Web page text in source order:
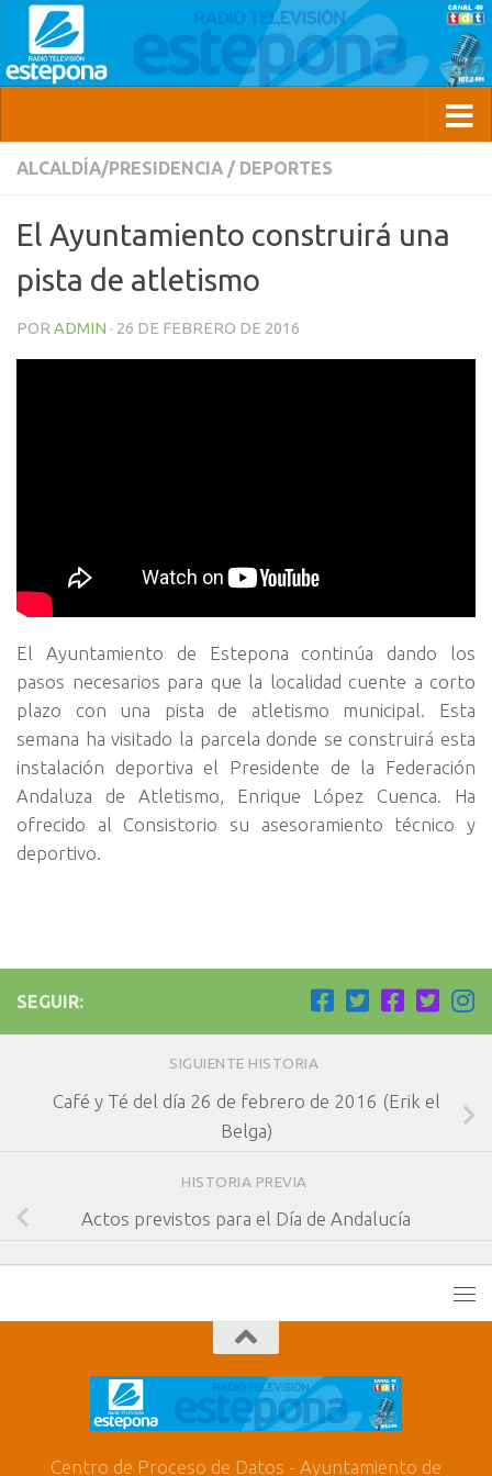
ALCALDÍA/PRESIDENCIA / DEPORTES
El Ayuntamiento construirá una
pista de atletismo
POR ADMIN · 26 DE FEBRERO DE 2016
El Ayuntamiento de Estepona continúa dando los
pasos necesarios para que la localidad cuente a corto
plazo con una pista de atletismo municipal. Esta
semana ha visitado la parcela donde se construirá esta
instalación deportiva el Presidente de la Federación
Andaluza de Atletismo, Enrique López Cuenca. Ha
ofrecido al Consistorio su asesoramiento técnico y
deportivo.
SEGUIR:
SIGUIENTE HISTORIA
Café y Té del día 26 de febrero de 2016 (Erik el
Belga)
HISTORIA PREVIA
Actos previstos para el Día de Andalucía
Centro de Proceso de Datos - Ayuntamiento de